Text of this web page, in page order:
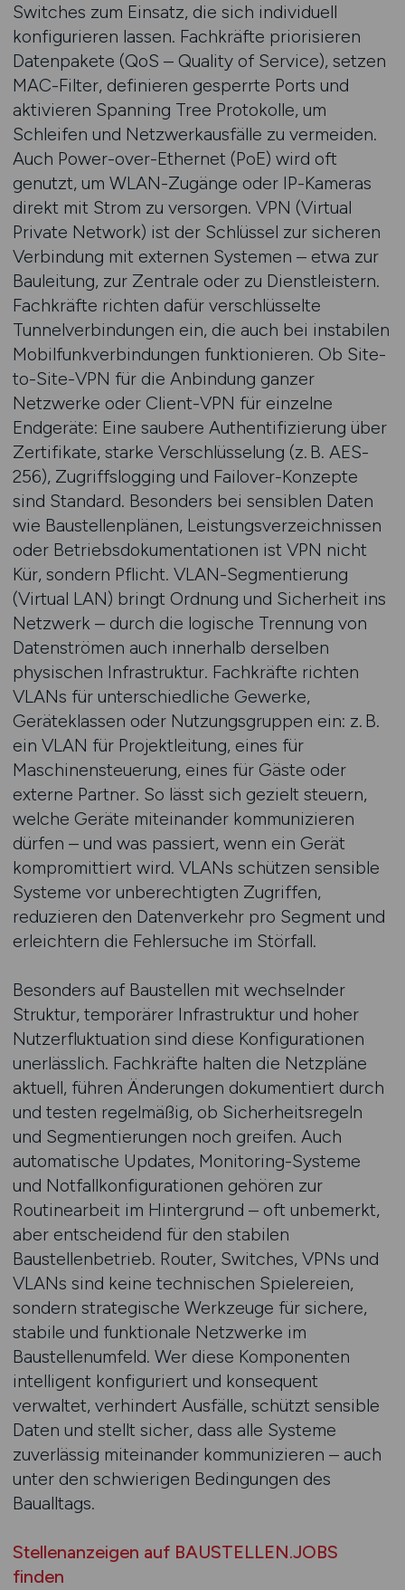
Switches zum Einsatz, die sich individuell
konfigurieren lassen. Fachkräfte priorisieren
Datenpakete (QoS – Quality of Service), setzen
MAC-Filter, definieren gesperrte Ports und
aktivieren Spanning Tree Protokolle, um
Schleifen und Netzwerkausfälle zu vermeiden.
Auch Power-over-Ethernet (PoE) wird oft
genutzt, um WLAN-Zugänge oder IP-Kameras
direkt mit Strom zu versorgen. VPN (Virtual
Private Network) ist der Schlüssel zur sicheren
Verbindung mit externen Systemen – etwa zur
Bauleitung, zur Zentrale oder zu Dienstleistern.
Fachkräfte richten dafür verschlüsselte
Tunnelverbindungen ein, die auch bei instabilen
Mobilfunkverbindungen funktionieren. Ob Site-
to-Site-VPN für die Anbindung ganzer
Netzwerke oder Client-VPN für einzelne
Endgeräte: Eine saubere Authentifizierung über
Zertifikate, starke Verschlüsselung (z. B. AES-
256), Zugriffslogging und Failover-Konzepte
sind Standard. Besonders bei sensiblen Daten
wie Baustellenplänen, Leistungsverzeichnissen
oder Betriebsdokumentationen ist VPN nicht
Kür, sondern Pflicht. VLAN-Segmentierung
(Virtual LAN) bringt Ordnung und Sicherheit ins
Netzwerk – durch die logische Trennung von
Datenströmen auch innerhalb derselben
physischen Infrastruktur. Fachkräfte richten
VLANs für unterschiedliche Gewerke,
Geräteklassen oder Nutzungsgruppen ein: z. B.
ein VLAN für Projektleitung, eines für
Maschinensteuerung, eines für Gäste oder
externe Partner. So lässt sich gezielt steuern,
welche Geräte miteinander kommunizieren
dürfen – und was passiert, wenn ein Gerät
kompromittiert wird. VLANs schützen sensible
Systeme vor unberechtigten Zugriffen,
reduzieren den Datenverkehr pro Segment und
erleichtern die Fehlersuche im Störfall.
Besonders auf Baustellen mit wechselnder
Struktur, temporärer Infrastruktur und hoher
Nutzerfluktuation sind diese Konfigurationen
unerlässlich. Fachkräfte halten die Netzpläne
aktuell, führen Änderungen dokumentiert durch
und testen regelmäßig, ob Sicherheitsregeln
und Segmentierungen noch greifen. Auch
automatische Updates, Monitoring-Systeme
und Notfallkonfigurationen gehören zur
Routinearbeit im Hintergrund – oft unbemerkt,
aber entscheidend für den stabilen
Baustellenbetrieb. Router, Switches, VPNs und
VLANs sind keine technischen Spielereien,
sondern strategische Werkzeuge für sichere,
stabile und funktionale Netzwerke im
Baustellenumfeld. Wer diese Komponenten
intelligent konfiguriert und konsequent
verwaltet, verhindert Ausfälle, schützt sensible
Daten und stellt sicher, dass alle Systeme
zuverlässig miteinander kommunizieren – auch
unter den schwierigen Bedingungen des
Baualltags.
Stellenanzeigen auf BAUSTELLEN.JOBS
finden